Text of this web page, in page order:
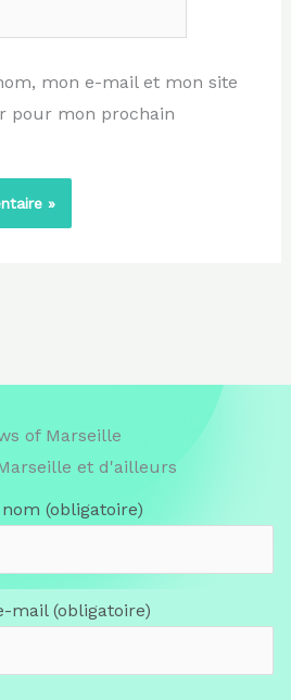
mon e-mail et mon site
pour mon prochain
of Marseille
et d'ailleurs
(obligatoire)
mail (obligatoire)